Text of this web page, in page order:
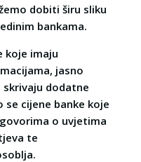
dobiti širu sliku
bankama.
koje imaju
jasno
skrivaju dodatne
cijene banke koje
o uvjetima
te